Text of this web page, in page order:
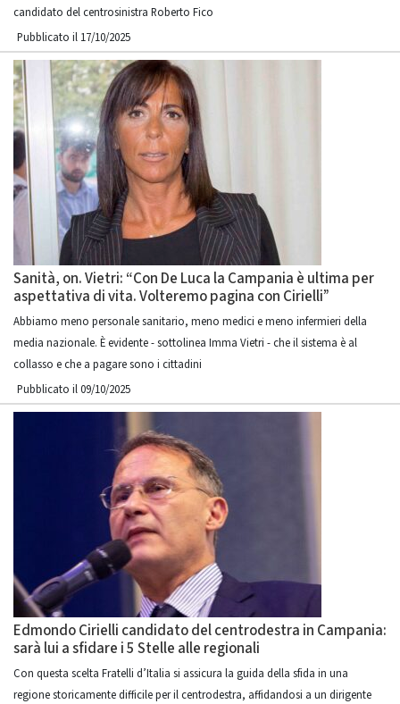
candidato del centrosinistra Roberto Fico
Pubblicato il 17/10/2025
Sanità, on. Vietri: “Con De Luca la Campania è ultima per
aspettativa di vita. Volteremo pagina con Cirielli”
Abbiamo meno personale sanitario, meno medici e meno infermieri della
media nazionale. È evidente - sottolinea Imma Vietri - che il sistema è al
collasso e che a pagare sono i cittadini
Pubblicato il 09/10/2025
Edmondo Cirielli candidato del centrodestra in Campania:
sarà lui a sfidare i 5 Stelle alle regionali
Con questa scelta Fratelli d’Italia si assicura la guida della sfida in una
regione storicamente difficile per il centrodestra, affidandosi a un dirigente